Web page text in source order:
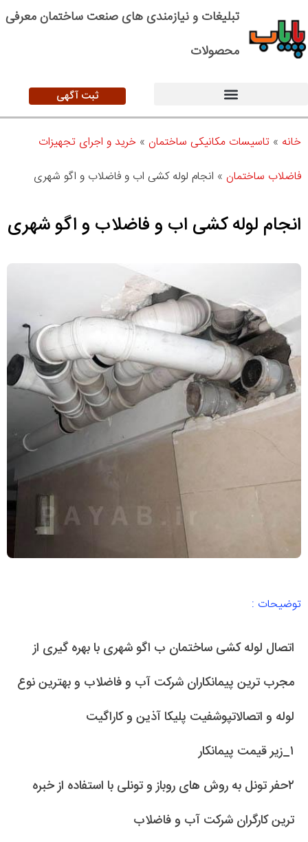
تبلیغات و نیازمندی های صنعت ساختمان معرفی
محصولات
ثبت آگهی
خانه » تاسیسات مکانیکی ساختمان » خرید و اجرای تجهیزات
فاضلاب ساختمان » انجام لوله کشی اب و فاضلاب و اگو شهری
انجام لوله کشی اب و فاضلاب و اگو شهری
توضیحات :
اتصال لوله کشی ساختمان ب اگو شهری با بهره گیری از
مجرب ترین پیمانکاران شرکت آب و فاضلاب و بهترین نوع
لوله و اتصالاتپوشفیت پلیکا آذین و کاراگیت
۱_زیر قیمت پیمانکار
۲حفر تونل به روش های روباز و تونلی با استفاده از خبره
ترین کارگران شرکت آب و فاضلاب